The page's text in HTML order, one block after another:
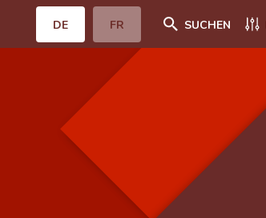
DE FR SUCHEN